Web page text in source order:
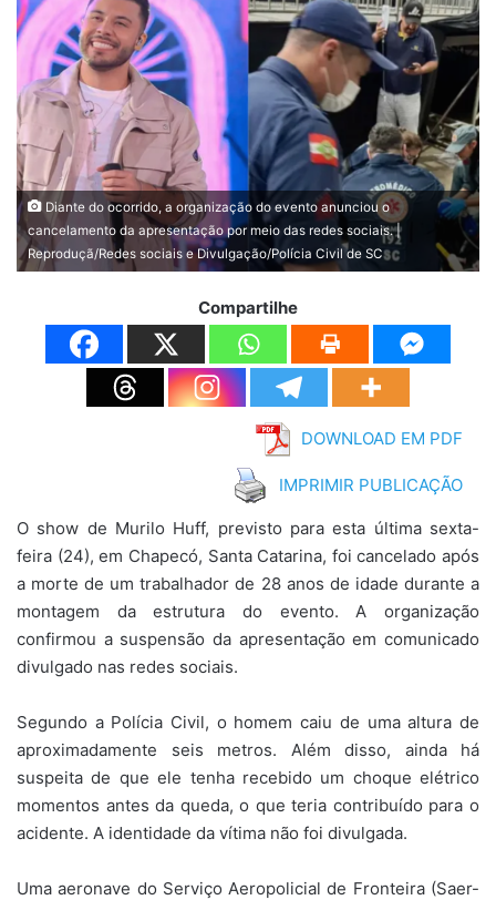
Diante do ocorrido, a organização do evento anunciou o
cancelamento da apresentação por meio das redes sociais. |
Reproduçã/Redes sociais e Divulgação/Polícia Civil de SC
Compartilhe
DOWNLOAD EM PDF
IMPRIMIR PUBLICAÇÃO
O show de Murilo Huff, previsto para esta última sexta-
feira (24), em Chapecó, Santa Catarina, foi cancelado após
a morte de um trabalhador de 28 anos de idade durante a
montagem da estrutura do evento. A organização
confirmou a suspensão da apresentação em comunicado
divulgado nas redes sociais.
Segundo a Polícia Civil, o homem caiu de uma altura de
aproximadamente seis metros. Além disso, ainda há
suspeita de que ele tenha recebido um choque elétrico
momentos antes da queda, o que teria contribuído para o
acidente. A identidade da vítima não foi divulgada.
Uma aeronave do Serviço Aeropolicial de Fronteira (Saer-